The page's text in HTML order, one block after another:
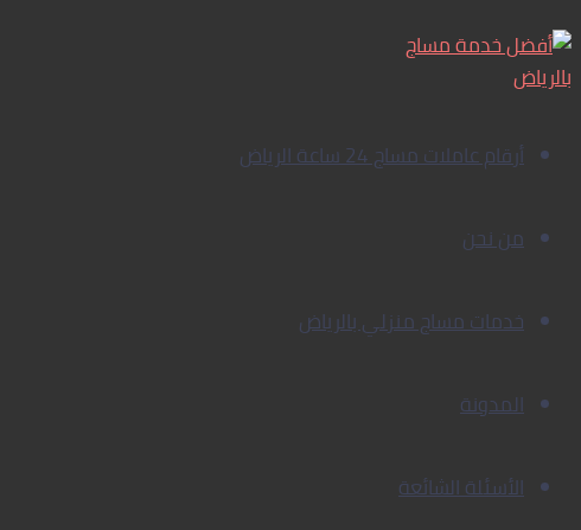
إلى
المحتوى
أرقام عاملات مساج 24 ساعة الرياض
من نحن
خدمات مساج منزلي بالرياض
المدونة
الأسئلة الشائعة
حي
الملقا
ساعة